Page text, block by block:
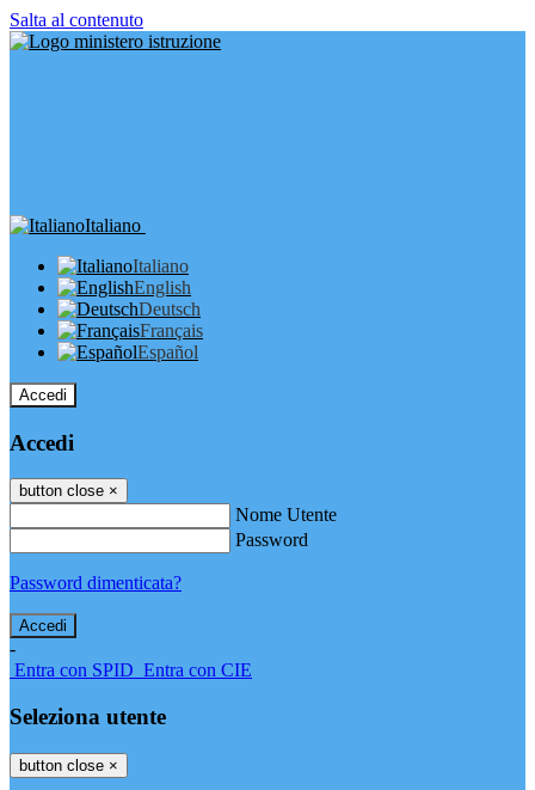
Salta al contenuto
Italiano
Italiano
English
Deutsch
Français
Español
Accedi
Accedi
button close ×
Nome Utente
Password
Password dimenticata?
-
Entra con SPID Entra con CIE
Seleziona utente
button close ×